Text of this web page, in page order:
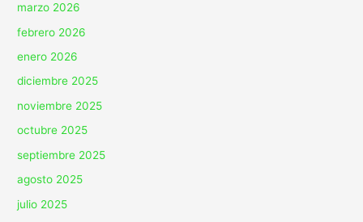
marzo 2026
febrero 2026
enero 2026
diciembre 2025
noviembre 2025
octubre 2025
septiembre 2025
agosto 2025
julio 2025